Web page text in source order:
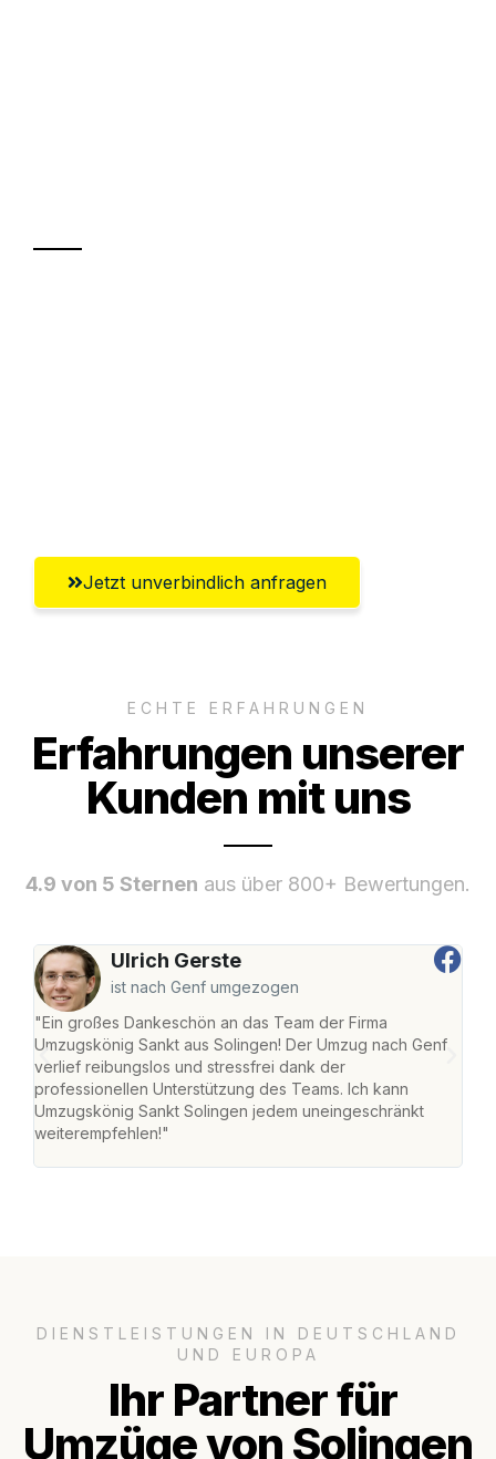
Jetzt unverbindlich anfragen
ECHTE ERFAHRUNGEN
Erfahrungen unserer
Kunden mit uns
4.9 von 5 Sternen aus über 800+ Bewertungen.
Ulrich Gerste
ist nach Genf umgezogen
"Ein großes Dankeschön an das Team der Firma
Umzugskönig Sankt aus Solingen! Der Umzug nach Genf
verlief reibungslos und stressfrei dank der
professionellen Unterstützung des Teams. Ich kann
Umzugskönig Sankt Solingen jedem uneingeschränkt
weiterempfehlen!"
DIENSTLEISTUNGEN IN DEUTSCHLAND
UND EUROPA
Ihr Partner für
Umzüge von Solingen